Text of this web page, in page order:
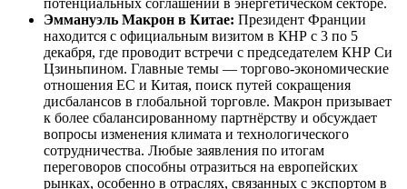
Эммануэль Макрон в Китае: Президент Франции
находится с официальным визитом в КНР с 3 по 5
декабря, где проводит встречи с председателем КНР Си
Цзиньпином. Главные темы — торгово-экономические
отношения ЕС и Китая, поиск путей сокращения
дисбалансов в глобальной торговле. Макрон призывает
к более сбалансированному партнёрству и обсуждает
вопросы изменения климата и технологического
сотрудничества. Любые заявления по итогам
переговоров способны отразиться на европейских
рынках, особенно в отраслях, связанных с экспортом в